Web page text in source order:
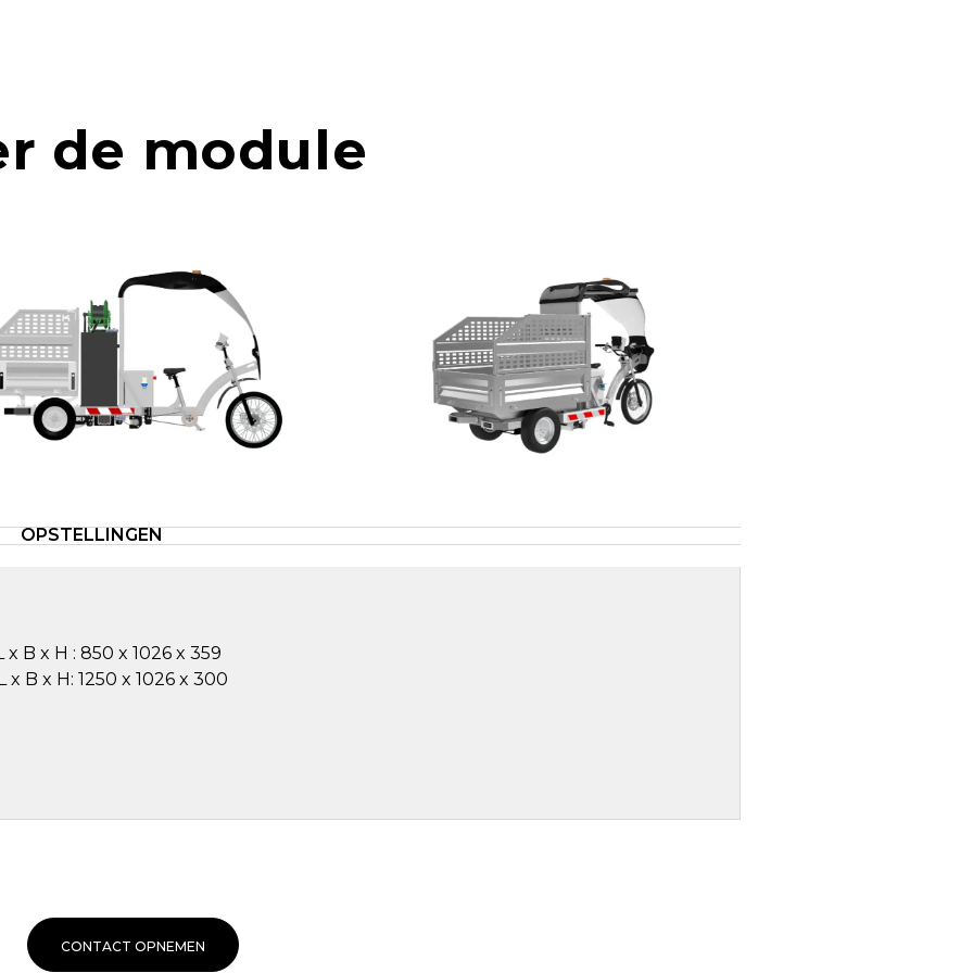
de module
OPSTELLINGEN
B x H : 850 x 1026 x 359
B x H: 1250 x 1026 x 300
CONTACT OPNEMEN